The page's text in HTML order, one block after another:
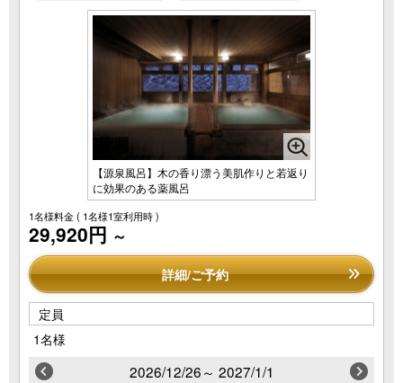
【源泉風呂】木の香り漂う美肌作りと若返り
に効果のある薬風呂
1名様料金( 1名様1室利用時 )
29,920円 ～
詳細/ご予約
定員
1名様
2026/12/26～ 2027/1/1